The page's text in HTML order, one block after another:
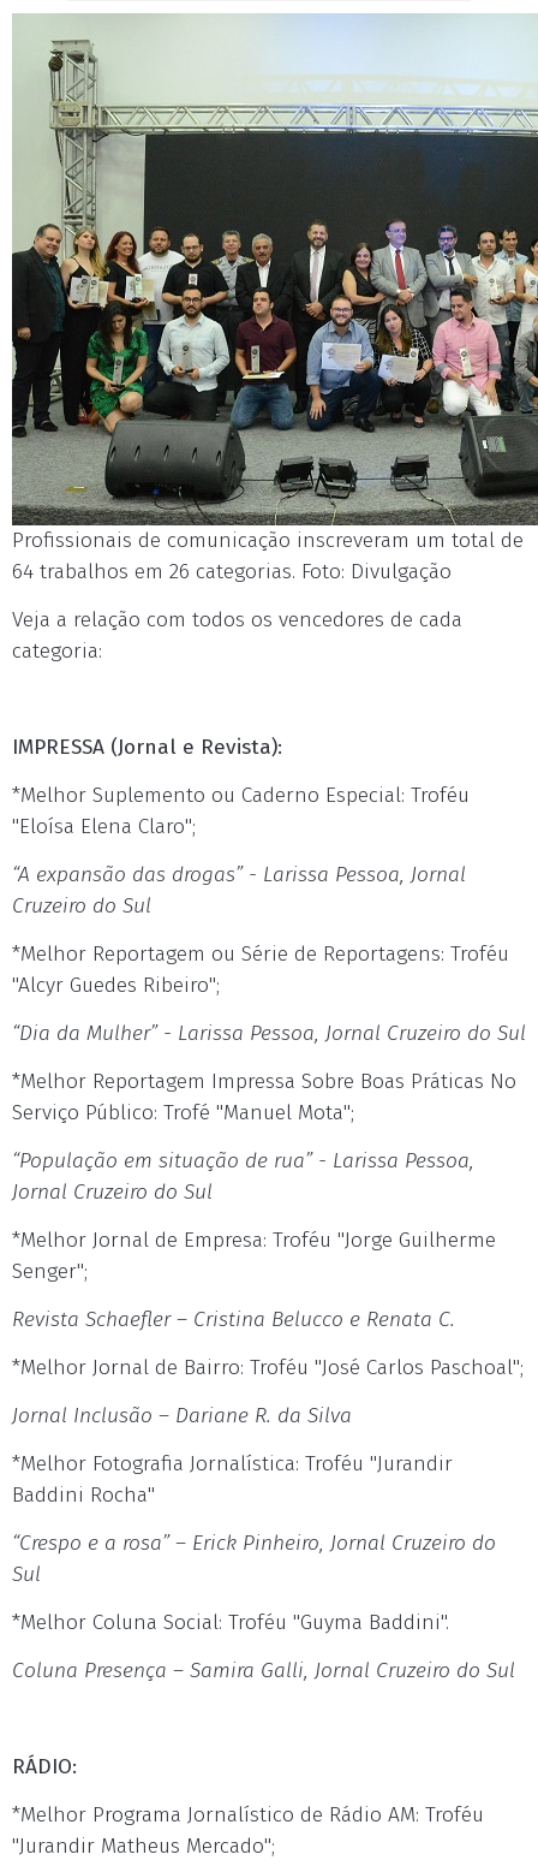
Profissionais de comunicação inscreveram um total de
64 trabalhos em 26 categorias. Foto: Divulgação
Veja a relação com todos os vencedores de cada
categoria:
IMPRESSA (Jornal e Revista):
*Melhor Suplemento ou Caderno Especial: Troféu
"Eloísa Elena Claro";
“A expansão das drogas” - Larissa Pessoa, Jornal
Cruzeiro do Sul
*Melhor Reportagem ou Série de Reportagens: Troféu
"Alcyr Guedes Ribeiro";
“Dia da Mulher” - Larissa Pessoa, Jornal Cruzeiro do Sul
*Melhor Reportagem Impressa Sobre Boas Práticas No
Serviço Público: Trofé "Manuel Mota";
“População em situação de rua” - Larissa Pessoa,
Jornal Cruzeiro do Sul
*Melhor Jornal de Empresa: Troféu "Jorge Guilherme
Senger";
Revista Schaefler – Cristina Belucco e Renata C.
*Melhor Jornal de Bairro: Troféu "José Carlos Paschoal";
Jornal Inclusão – Dariane R. da Silva
*Melhor Fotografia Jornalística: Troféu "Jurandir
Baddini Rocha"
“Crespo e a rosa” – Erick Pinheiro, Jornal Cruzeiro do
Sul
*Melhor Coluna Social: Troféu "Guyma Baddini".
Coluna Presença – Samira Galli, Jornal Cruzeiro do Sul
RÁDIO:
*Melhor Programa Jornalístico de Rádio AM: Troféu
"Jurandir Matheus Mercado";